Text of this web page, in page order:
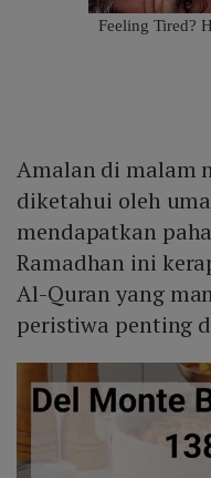
Amalan di malam
diketahui oleh
mendapatkan
Ramadhan ini
Al-Quran yang
peristiwa penting